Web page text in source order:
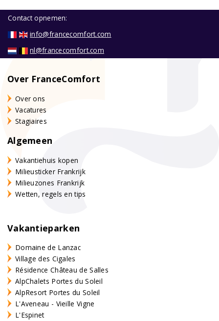
Contact opnemen:
info@francecomfort.com
nl@francecomfort.com
Over FranceComfort
Over ons
Vacatures
Stagiaires
Algemeen
Vakantiehuis kopen
Milieusticker Frankrijk
Milieuzones Frankrijk
Wetten, regels en tips
Vakantieparken
Domaine de Lanzac
Village des Cigales
Résidence Château de Salles
AlpChalets Portes du Soleil
AlpResort Portes du Soleil
L'Aveneau - Vieille Vigne
L'Espinet